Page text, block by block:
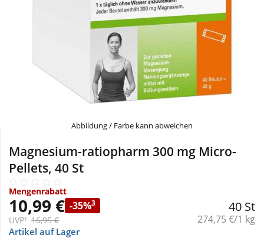
Sparsets
Körperpflege & Kosmetik
Mutter & Kind
Natur & Homöopathie
Sanitätshaus
Sport & Fitness
Abbildung / Farbe kann abweichen
Magnesium-ratiopharm 300 mg Micro-
Pellets, 40 St
Mengenrabatt
10,99 € -35%3
UVP¹ 16,95 €
40 St
Grundpreis:
274,75 €/1 kg
Artikel auf Lager